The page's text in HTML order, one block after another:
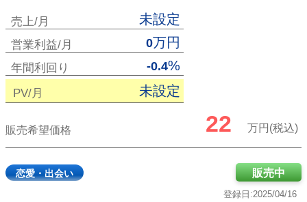
売上/月 未設定
営業利益/月 0万円
年間利回り -0.4%
PV/月 未設定
販売希望価格 22 万円(税込)
恋愛・出会い
登録日:2025/04/16
販売中